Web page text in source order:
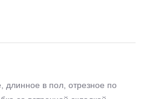
длинное в пол, отрезное по